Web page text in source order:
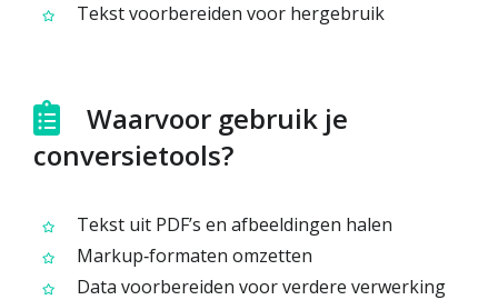
Tekst voorbereiden voor hergebruik
Waarvoor gebruik je
conversietools?
Tekst uit PDF’s en afbeeldingen halen
Markup‑formaten omzetten
Data voorbereiden voor verdere verwerking